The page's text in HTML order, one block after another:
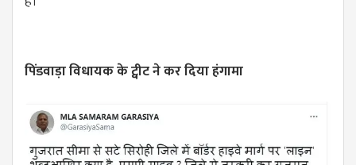
पिंडवाड़ा विधायक के ट्वीट ने कर दिया हंगामा